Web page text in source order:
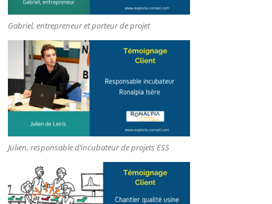
Gabriel, entrepreneur et porteur de projet
Julien, responsable d’incubateur de projets ESS